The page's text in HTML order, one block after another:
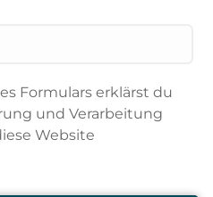
Formulars erklärst du
und Verarbeitung
Website